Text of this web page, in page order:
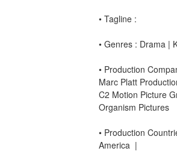
• Tagline :
• Genres : Drama |
• Production
Marc Platt
C2 Motion Picture
Organism Pictures
• Production
America  |